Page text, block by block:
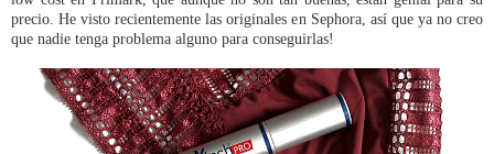
precio. He visto recientemente las originales en Sephora, así que ya no creo
que nadie tenga problema alguno para conseguirlas!